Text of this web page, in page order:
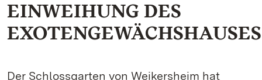
EINWEIHUNG DES
EXOTENGEWÄCHSHAUSES
Der Schlossgarten von Weikersheim hat